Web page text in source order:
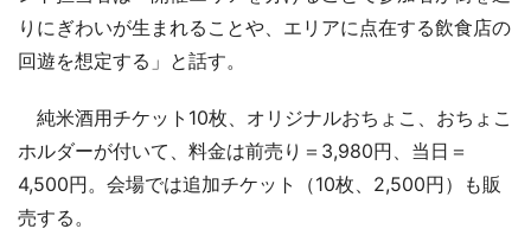
りにぎわいが生まれることや、エリアに点在する飲食店の
回遊を想定する」と話す。
純米酒用チケット10枚、オリジナルおちょこ、おちょこ
ホルダーが付いて、料金は前売り＝3,980円、当日＝
4,500円。会場では追加チケット（10枚、2,500円）も販
売する。